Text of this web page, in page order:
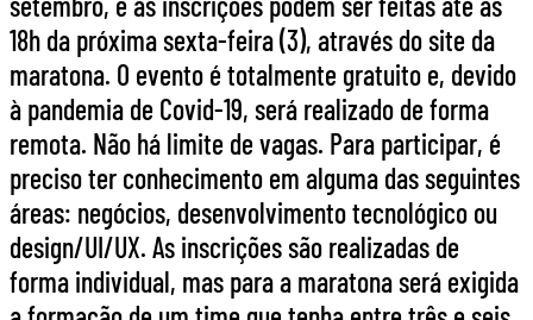
18h da próxima sexta-feira (3), através do site da
maratona. O evento é totalmente gratuito e, devido
à pandemia de Covid-19, será realizado de forma
remota. Não há limite de vagas. Para participar, é
preciso ter conhecimento em alguma das seguintes
áreas: negócios, desenvolvimento tecnológico ou
design/UI/UX. As inscrições são realizadas de
forma individual, mas para a maratona será exigida